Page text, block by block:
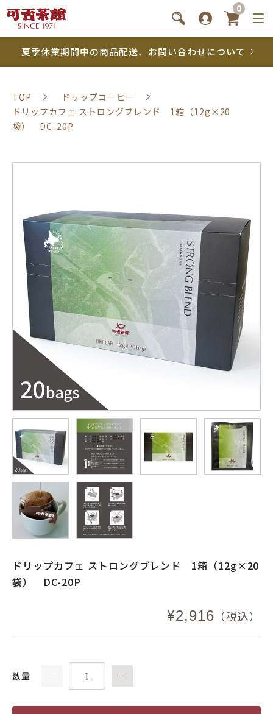
0
夏季休業期間中の商品配送、お問い合わせについて
TOP
ドリップコーヒー
ドリップカフェ ストロングブレンド 1箱（12g×20
袋） DC-20P
ドリップカフェ ストロングブレンド 1箱（12g×20
袋） DC-20P
¥2,916 （税込）
数量